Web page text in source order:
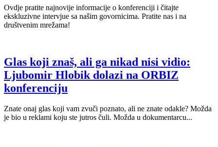
Ovdje pratite najnovije informacije o konferenciji i čitajte
ekskluzivne intervjue sa našim govornicima. Pratite nas i na
društvenim mrežama!
Glas koji znaš, ali ga nikad nisi vidio:
Ljubomir Hlobik dolazi na ORBIZ
konferenciju
Znate onaj glas koji vam zvuči poznato, ali ne znate odakle? Možda
je bio u reklami koju ste jutros čuli. Možda u dokumentarcu...